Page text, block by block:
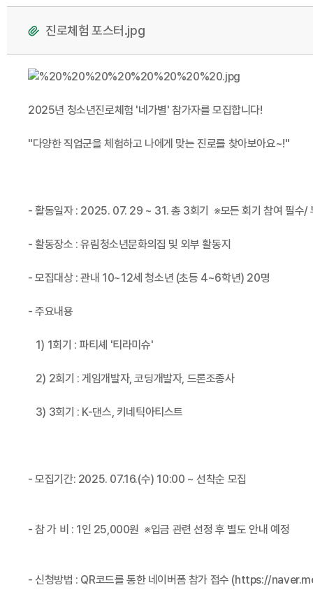
진로체험 포스터.jpg
2025년 청소년진로체험 '네가별' 참가자를 모집합니다!
"다양한 직업군을 체험하고 나에게 맞는 진로를 찾아보아요~!"
- 활동일자 : 2025. 07. 29 ~ 31. 총 3회기 ※모든 회기 참여 필수/
- 활동장소 : 유림청소년문화의집 및 외부 활동지
- 모집대상 : 관내 10~12세 청소년 (초등 4~6학년) 20명
- 주요내용
1) 1회기 : 파티셰 '티라미슈'
2) 2회기 : 게임개발자, 코딩개발자, 드론조종사
3) 3회기 : K-댄스, 키네틱아티스트
- 모집기간: 2025. 07.16.(수) 10:00 ~ 선착순 모집
- 참 가 비 : 1인 25,000원 ※입금 관련 선정 후 별도 안내 예정
- 신청방법 : QR코드를 통한 네이버폼 참가 접수 (https://